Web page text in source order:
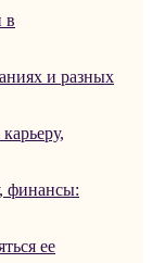
и разных
финансы: